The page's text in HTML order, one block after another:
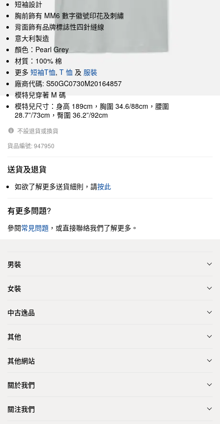
短袖設計
胸前飾有 MM6 數字徽號印花及刺繡
背面飾有品牌標誌性四針縫線
意大利製造
顏色：Pearl Grey
材質：100% 棉
更多 短袖T恤, T 恤 及 服裝
廠商代碼: S50GC0730M20164857
模特兒穿著 M 碼
模特兒尺寸：身高 189cm，胸圍 34.6/88cm，腰圍
28.7”/73cm，臀圍 36.2”/92cm
不設退貨或換貨
貨品編號: 947950
送貨及退貨
如欲了解更多送貨細則，請按此
有更多問題?
參閱常見問題 ，或直接聯絡我們了解更多。
男裝
女裝
中古逸品
其他
其他網站
關於我們
關注我們